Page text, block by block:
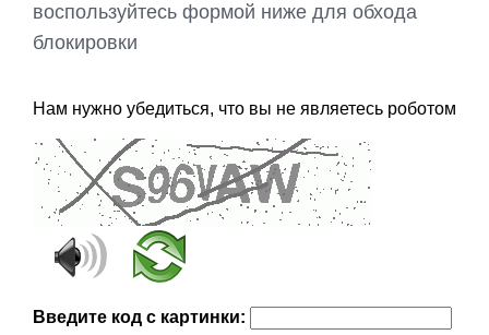
воспользуйтесь формой ниже для обхода
блокировки
Нам нужно убедиться, что вы не являетесь роботом
Введите код с картинки: